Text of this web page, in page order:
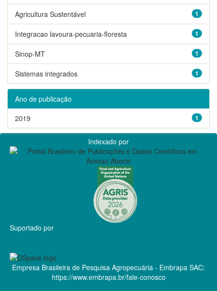
1
Agricultura Sustentável
1
Integracao lavoura-pecuaria-floresta
1
Sinop-MT
1
Sistemas integrados
Ano de publicação
1
2019
Indexado por
Suportado por
Empresa Brasileira de Pesquisa Agropecuária - Embrapa SAC:
https://www.embrapa.br/fale-conosco